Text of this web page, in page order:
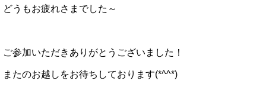
どうもお疲れさまでした～
ご参加いただきありがとうございました！
またのお越しをお待ちしております(*^^*)